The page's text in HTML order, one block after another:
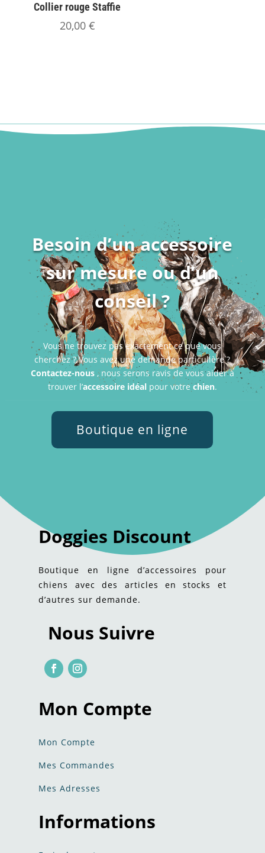
Collier rouge Staffie
20,00 €
Besoin d’un accessoire
sur mesure ou d’un
conseil ?
Vous ne trouvez pas exactement ce que vous
cherchez ? Vous avez une demande particulière ?
Contactez-nous, nous serons ravis de vous aider à
trouver l’accessoire idéalpour votrechien.
Boutique en ligne
Doggies Discount
Boutique en ligne d’accessoires pour
chiens avec des articles en stocks et
d’autres sur demande.
Nous Suivre
Mon Compte
Mon Compte
Mes Commandes
Mes Adresses
Informations